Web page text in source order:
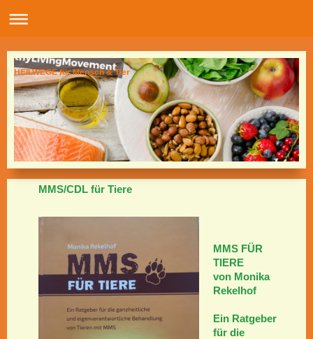
HEILWEGE für Mensch & Tier
MMS/CDL für Tiere
MMS FÜR
TIERE
von Monika
Rekelhof
Ein Ratgeber
für die